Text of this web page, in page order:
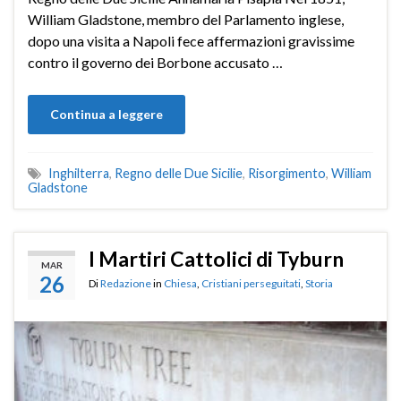
William Gladstone, membro del Parlamento inglese,
dopo una visita a Napoli fece affermazioni gravissime
contro il governo dei Borbone accusato …
Continua a leggere
Inghilterra, Regno delle Due Sicilie, Risorgimento, William
Gladstone
MAR
26
I Martiri Cattolici di Tyburn
DiRedazionein Chiesa, Cristiani perseguitati, Storia